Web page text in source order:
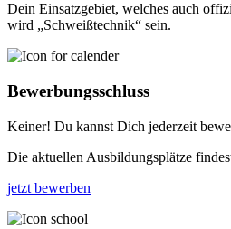
Dein Einsatzgebiet, welches auch
wird „Schweißtechnik“ sein.
Bewerbungsschluss
Keiner! Du kannst Dich jederzeit
Die aktuellen Ausbildungsplätze
jetzt bewerben